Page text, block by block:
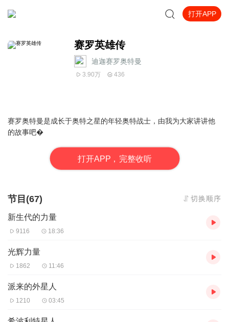
打开APP
赛罗英雄传
迪迦赛罗奥特曼
3.90万 436
赛罗奥特曼是成长于奥特之星的年轻奥特战士，由我为大家讲讲他
的故事吧�
打开APP，完整收听
节目(67) 切换顺序
新生代的力量
9116 18:36
光辉力量
1862 11:46
派来的外星人
1210 03:45